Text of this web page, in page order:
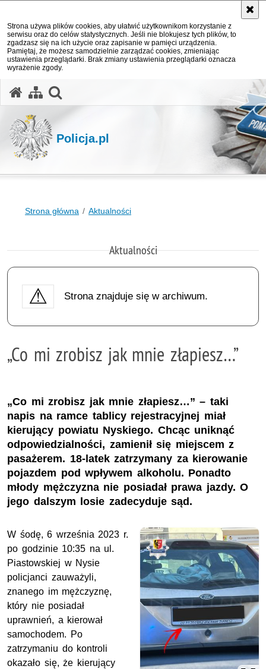
Strona używa plików cookies, aby ułatwić użytkownikom korzystanie z
serwisu oraz do celów statystycznych. Jeśli nie blokujesz tych plików, to
zgadzasz się na ich użycie oraz zapisanie w pamięci urządzenia.
Pamiętaj, że możesz samodzielnie zarządzać cookies, zmieniając
ustawienia przeglądarki. Brak zmiany ustawienia przeglądarki oznacza
wyrażenie zgody.
Policja.pl
Strona główna Aktualności
Aktualności
Strona znajduje się w archiwum.
„Co mi zrobisz jak mnie złapiesz…”
„Co mi zrobisz jak mnie złapiesz…” – taki
napis na ramce tablicy rejestracyjnej miał
kierujący powiatu Nyskiego. Chcąc uniknąć
odpowiedzialności, zamienił się miejscem z
pasażerem. 18-latek zatrzymany za kierowanie
pojazdem pod wpływem alkoholu. Ponadto
młody mężczyzna nie posiadał prawa jazdy. O
jego dalszym losie zadecyduje sąd.
W śodę, 6 września 2023 r.
po godzinie 10:35 na ul.
Piastowskiej w Nysie
policjanci zauważyli,
znanego im mężczyznę,
który nie posiadał
uprawnień, a kierował
samochodem. Po
zatrzymaniu do kontroli
okazało się, że kierujący